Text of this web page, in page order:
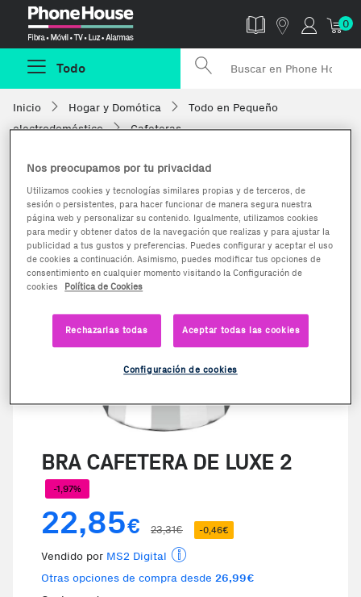
0
Todo
Inicio Hogar y Domótica
Todo en Pequeño
electrodoméstico
Cafeteras
BRA CAFETERA DE LUXE 2
-1,97%
22,85€ 23,31€ -0,46€
Vendido por MS2 Digital
Otras opciones de compra desde 26,99€
Nos preocupamos por tu privacidad
Utilizamos cookies y tecnologías similares propias y de terceros, de
sesión o persistentes, para hacer funcionar de manera segura nuestra
página web y personalizar su contenido. Igualmente, utilizamos cookies
para medir y obtener datos de la navegación que realizas y para ajustar la
publicidad a tus gustos y preferencias. Puedes configurar y aceptar el uso
de cookies a continuación. Asimismo, puedes modificar tus opciones de
consentimiento en cualquier momento visitando la Configuración de
cookies
Política de Cookies
Rechazarlas todas Aceptar todas las cookies
Configuración de cookies